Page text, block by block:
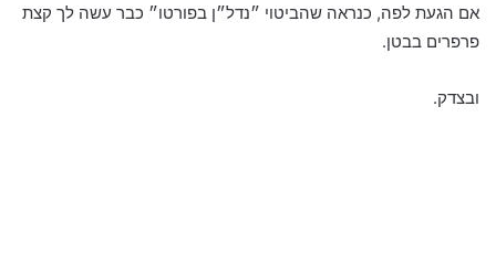
אם הגעת לפה, כנראה שהביטוי ״נדל״ן בפורטו״ כבר עשה לך קצת
פרפרים בבטן.
ובצדק.